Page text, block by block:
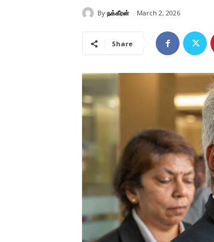
By நக்கீரன் March 2, 2026
Share